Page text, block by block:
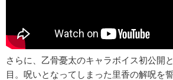
さらに、乙骨憂太のキャラボイス初公開
目。呪いとなってしまった里香の解呪を